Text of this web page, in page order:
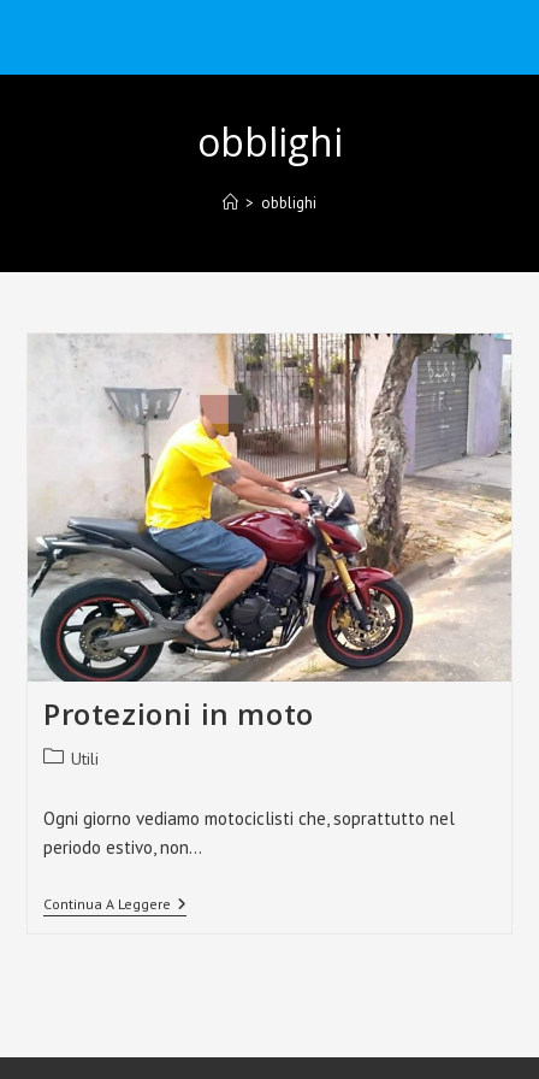
obblighi
> obblighi
Protezioni in moto
Categoria
Utili
Ogni giorno vediamo motociclisti che, soprattutto nel
periodo estivo, non…
Continua A LeggereProtezioni
In